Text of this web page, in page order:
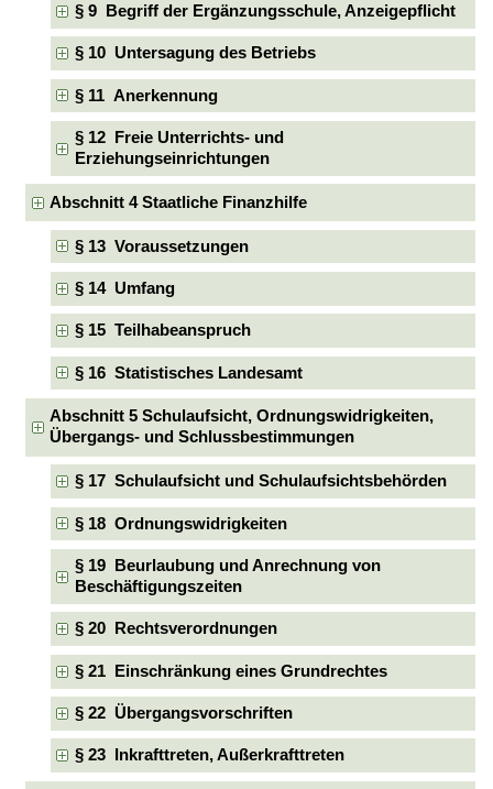
§ 9 Begriff der Ergänzungsschule, Anzeigepflicht
§ 10 Untersagung des Betriebs
§ 11 Anerkennung
§ 12 Freie Unterrichts- und
Erziehungseinrichtungen
Abschnitt 4 Staatliche Finanzhilfe
§ 13 Voraussetzungen
§ 14 Umfang
§ 15 Teilhabeanspruch
§ 16 Statistisches Landesamt
Abschnitt 5 Schulaufsicht, Ordnungswidrigkeiten,
Übergangs- und Schlussbestimmungen
§ 17 Schulaufsicht und Schulaufsichtsbehörden
§ 18 Ordnungswidrigkeiten
§ 19 Beurlaubung und Anrechnung von
Beschäftigungszeiten
§ 20 Rechtsverordnungen
§ 21 Einschränkung eines Grundrechtes
§ 22 Übergangsvorschriften
§ 23 Inkrafttreten, Außerkrafttreten